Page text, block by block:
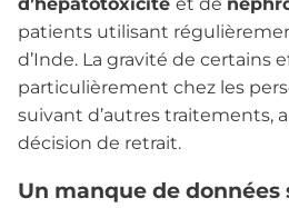
d’hépatotoxicité et de
patients utilisant
d’Inde. La gravité de certains
particulièrement chez les
suivant d’autres traitements,
décision de retrait.
Un manque de